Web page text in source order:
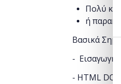
Πολύ
ή
Βασικά
- Εισαγωγή
- HTML